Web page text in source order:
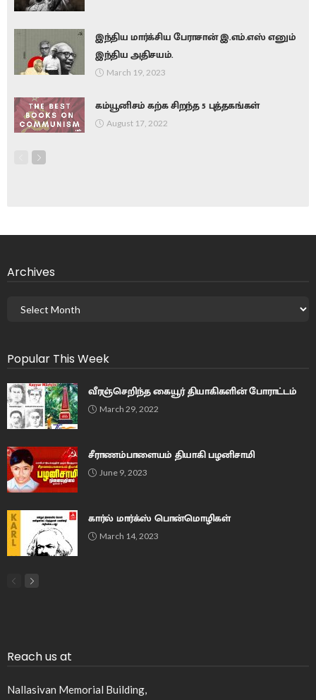
இந்திய மார்க்சிய பேராசான் இ.எம்.எஸ் எனும்
இந்திய அதிசயம்.
March 19, 2023
கம்யூனிசம் கற்க சிறந்த 5 புத்தகங்கள்
August 17, 2022
Archives
Popular This Week
வீரஞ்செறிந்த கையூர் தியாகிகளின் போராட்டம்
March 29, 2022
சீராணம்பாளையம் தியாகி பழனிசாமி
June 9, 2023
கார்ல் மார்க்ஸ் பொன்மொழிகள்
March 14, 2023
Reach us at
Nallasivan Memorial Building,